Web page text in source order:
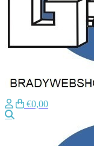
€0,00